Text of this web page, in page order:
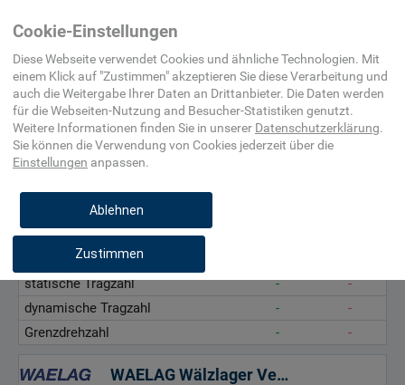
Beschlag
Innendurchmesser, mm
statische Tragzahl, kN
dynamische Tragzahl, kN
Fröhlich & Dörken GmbH
Innendurchmesser
statische Tragzahl
-
-
dynamische Tragzahl
-
-
Grenzdrehzahl
- -
WAELAG Wälzlager Vertriebs GmbH
Cookie-Einstellungen
Diese Webseite verwendet Cookies und ähnliche Technologien. Mit
einem Klick auf "Zustimmen" akzeptieren Sie diese Verarbeitung und
auch die Weitergabe Ihrer Daten an Drittanbieter. Die Daten werden
für dieWebseiten-Nutzung and Besucher-Statistiken genutzt.
Weitere Informationen finden Sie in unserer Datenschutzerklärung.
Sie können die Verwendung von Cookies jederzeit über die
Einstellungen anpassen.
Ablehnen
Zustimmen